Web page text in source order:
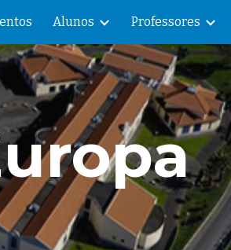
Skip to navigation
Alunos Professores